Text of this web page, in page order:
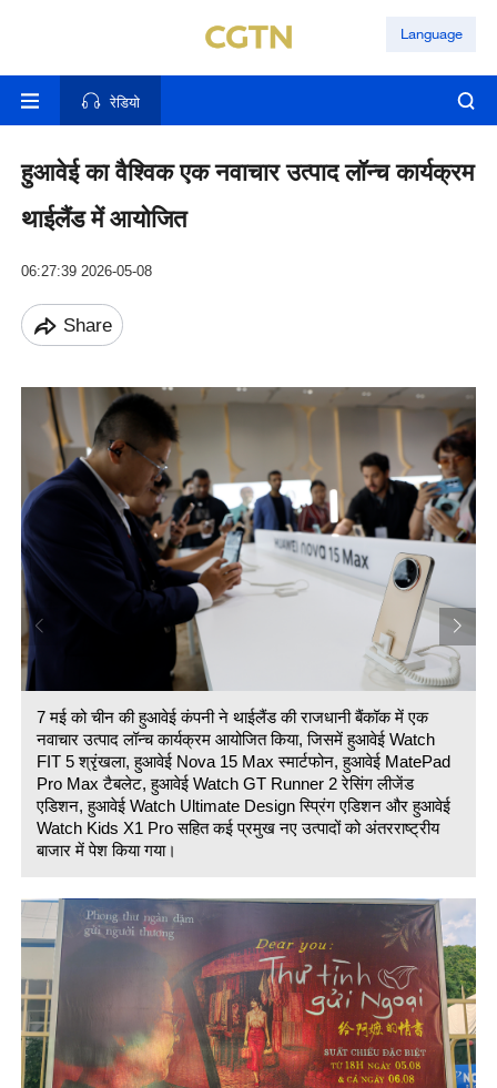
Language
रेडियो
हुआवेई का वैश्विक एक नवाचार उत्पाद लॉन्च कार्यक्रम
थाईलैंड में आयोजित
06:27:39 2026-05-08
Share
7 मई को चीन की हुआवेई कंपनी ने थाईलैंड की राजधानी बैंकॉक में एक
नवाचार उत्पाद लॉन्च कार्यक्रम आयोजित किया, जिसमें हुआवेई Watch
FIT 5 श्रृंखला, हुआवेई Nova 15 Max स्मार्टफोन, हुआवेई MatePad
Pro Max टैबलेट, हुआवेई Watch GT Runner 2 रेसिंग लीजेंड
एडिशन, हुआवेई Watch Ultimate Design स्प्रिंग एडिशन और हुआवेई
Watch Kids X1 Pro सहित कई प्रमुख नए उत्पादों को अंतरराष्ट्रीय
बाजार में पेश किया गया।